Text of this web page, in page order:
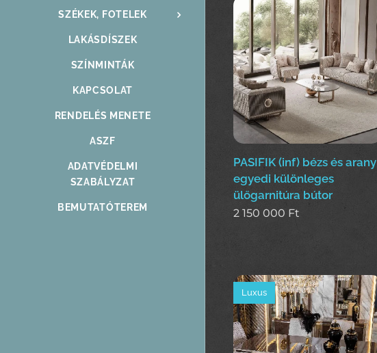
SZÉKEK, FOTELEK
LAKÁSDÍSZEK
SZÍNMINTÁK
KAPCSOLAT
RENDELÉS MENETE
ASZF
ADATVÉDELMI
SZABÁLYZAT
BEMUTATÓTEREM
PASIFIK (inf) bézs és arany
egyedi különleges
ülőgarnitúra bútor
2 150 000 Ft
Luxus